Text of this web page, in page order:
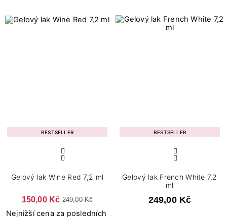
Průhledné 2
VIEW PRODUCTS
BESTSELLER
Gelový lak Wine Red 7,2 ml
150,00 Kč 249,00 Kč
Nejnižší cena za posledních
BESTSELLER
Gelový lak French White 7,2
ml
249,00 Kč